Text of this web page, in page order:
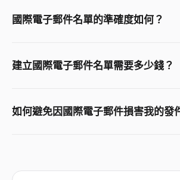
國際電子郵件名單的準確度如何？
建立國際電子郵件名單需要多少錢？
如何避免因國際電子郵件損害我的發